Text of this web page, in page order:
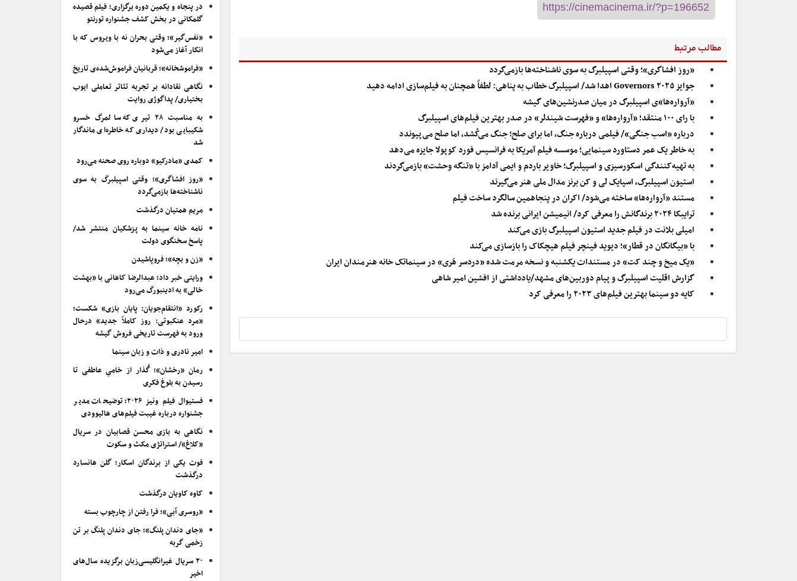
مطالب مرتبط
«روز افشاگری»؛ وقتی اسپیلبرگ به سوی ناشناخته‌ها بازمی‌گردد
جوایز Governors ۲۰۲۵ اهدا شد/ اسپیلبرگ خطاب به پناهی: لطفاً همچنان به فیلم‌سازی ادامه دهید
«آرواره‌ها»ی اسپیلبرگ در میان صدرنشین‌های گیشه
با رای ۱۰۰ منتقد؛ «آرواره‌ها» و «فهرست شیندلر» در صدر بهترین فیلم‌های اسپیلبرگ
درباره «اسب جنگی»/ فیلمی درباره جنگ، اما برای صلح؛ جنگ می‌کُشد، اما صلح می‌پیوندد
به خاطر یک عمر دستاورد سینمایی؛ موسسه فیلم آمریکا به فرانسیس فورد کوپولا جایزه می‌دهد
به تهیه‌کنندگی اسکورسیزی و اسپیلبرگ؛ خاویر باردم و ایمی آدامز با «تنگه وحشت» بازمی‌گردند
استیون اسپیلبرگ، اسپایک لی و کن برنز مدال ملی هنر می‌گیرند
مستند «آرواره‌ها» ساخته می‌شود/ اکران در پنجاهمین سالگرد ساخت فیلم
ترایبکا ۲۰۲۴ برندگانش را معرفی کرد/ انیمیشن ایرانی برنده شد
امیلی بلانت در فیلم جدید استیون اسپیلبرگ بازی می‌کند
با «بیگانگان در قطار»؛ دیوید فینچر فیلم هیچکاک را بازسازی می‌کند
«یک میخ و چند کت» در مستندات یکشنبه و نسخه مرمت شده «دردسر هَری» در سینماتک خانه هنرمندان ایران
گزارش اقلیت اسپیلبرگ و پیام دوربین‌‏های مشهد/یادداشتی از افشین امیر شاهی
کایه دو سینما بهترین فیلم‌های ۲۰۲۳ را معرفی کرد
در پنجاه و یکمین دوره برگزاری؛ فیلم قصیده
گلمکانی در بخش کشف جشنواره تورنتو
«نفس‌گیر»؛ وقتی بحران نه با ویروس که با
انکار آغاز می‌شود
«فراموشخانه»؛ قربانیان فراموش‌شده‌ی تاریخ
نگاهی نقادانه بر تجربه تئاتر تعاملی ایوب
بختیاری/ پداگوژی روایت
به مناسبت ۲۸ تیری که سالمرگ خسرو
شکیبایی بود/ دیداری که خاطره‌ای ماندگار
شد
کمدی «مادرکیو» دوباره روی صحنه می‌رود
«روز افشاگری»؛ وقتی اسپیلبرگ به سوی
ناشناخته‌ها بازمی‌گردد
مریم همتیان درگذشت
نامه خانه سینما به پزشکیان منتشر شد/
پاسخ سخنگوی دولت
«زن و بچه»؛ فروپاشیدن
ورایتی خبر داد؛ عبدالرضا کاهانی با «بهشت
خالی» به ادینبورگ می‌رود
رکورد «انتقام‌جویان: پایان بازی» شکست؛
«مرد عنکبوتی: روز کاملاً جدید» درحال
ورود به فهرست تاریخی فروش گیشه
امیر نادری و ذات و زبان سینما
رمان «رخشان»؛ گُذار از خامیِ عاطفی تا
رسیدن به بلوغ فکری
فستیوال فیلم ونیز ۲۰۲۶؛ توضیحات مدیر
جشنواره درباره غیبت فیلم‌های هالیوودی
نگاهی به بازی محسن قصابیان در سریال
«کلاغ»/ استراتژی مکث و سکوت
فوت یکی از برندگان اسکار؛ گلن هانسارد
درگذشت
کاوه کاویان درگذشت
«روسری آبی»؛ فرا رفتن از چارچوب بسته
«جای دندان پلنگ»؛ جای دندان پلنگ بر تن
زخمی گربه
۲۰ سریال غیرانگلیسی‌زبان برگزیده سال‌های
اخیر